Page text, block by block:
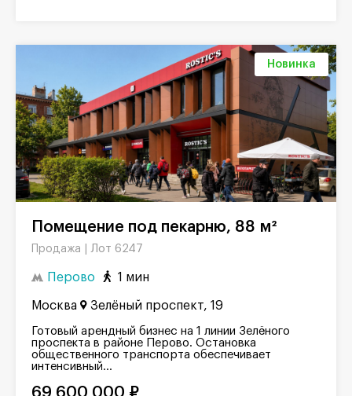
Новинка
Помещение под пекарню, 88 м²
Продажа | Лот 6247
Перово 1 мин
Москва Зелёный проспект, 19
Готовый арендный бизнес на 1 линии Зелёного
проспекта в районе Перово. Остановка
общественного транспорта обеспечивает
интенсивный...
69 600 000 ₽